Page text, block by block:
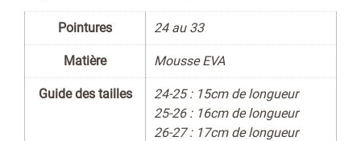
Pointures 24 au 33
Matière Mousse EVA
Guide des tailles
24-25 : 15cm de longueur
25-26 : 16cm de longueur
26-27 : 17cm de longueur